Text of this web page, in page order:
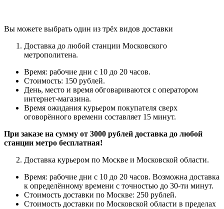
Вы можете выбрать один из трёх видов доставки
Доставка до любой станции Московского
метрополитена.
Время: рабочие дни с 10 до 20 часов.
Стоимость: 150 рублей.
День, место и время обговариваются с оператором
интернет-магазина.
Время ожидания курьером покупателя сверх
оговорённого времени составляет 15 минут.
При заказе на сумму от 3000 рублей доставка до любой
станции метро бесплатная!
Доставка курьером по Москве и Московской области.
Время: рабочие дни с 10 до 20 часов. Возможна доставка
к определённому времени с точностью до 30-ти минут.
Стоимость доставки по Москве: 250 рублей.
Стоимость доставки по Московской области в пределах